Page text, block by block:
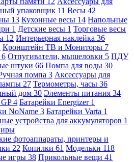
упаковщик 11 Весы 42
13 Кухонные весы 14 Напольные
1 Детские весы 1 Торговые весы
12 Интерьерная наклейка 36
Кронштейн ТВ и Мониторы 7
6 Отпугиватели, мышеловки 5 ПДУ
штуки 66 Помпа для воды 30
помпа 3 Аксессуары для
27 Термометры, часы 36
дом 30 Элементы питания 34
4 Батарейки Energizer 1
NoName 3 Батарейки Varta 1
устройства для аккумуляторов 1
фотоаппараты, принтеры и
22 Копилки 61 Модельки 118
игры 38 Прикольные вещи 41